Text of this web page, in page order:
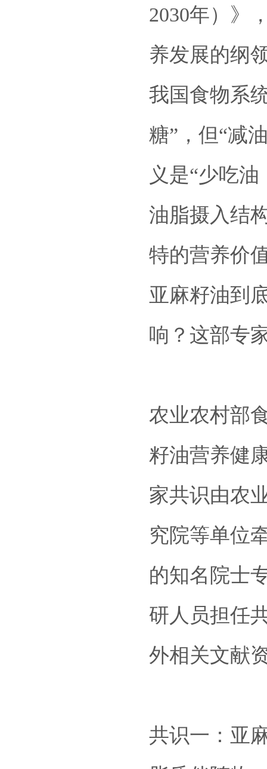
2030年）》
养发展的纲
我国食物系
糖”，但“减
义是“少吃
油脂摄入结
特的营养价
亚麻籽油到
响？这部专
农业农村部
籽油营养健
家共识由农
究院等单位
的知名院士
研人员担任
外相关文献
共识一：亚